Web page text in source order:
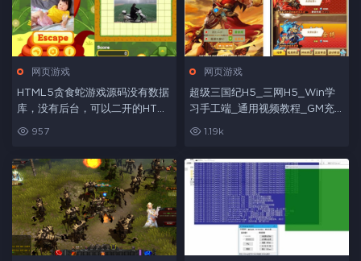
网页游戏
HTML5贪食蛇游戏源码没有数据
库，没有后台，可以二开的HTM
L源码
957
网页游戏
超级三国纪H5_三网H5_Win学
习手工端_通用视频教程_GM充
值物品后台
1.19k